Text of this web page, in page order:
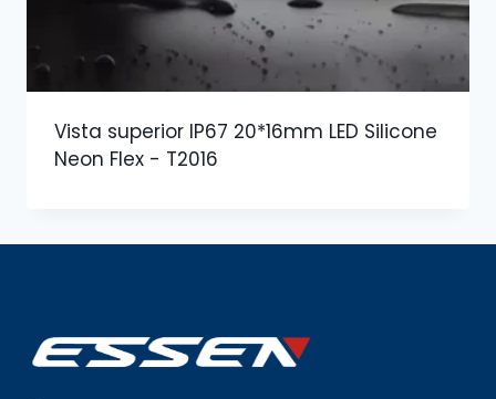
Vista superior IP67 20*16mm LED Silicone
Neon Flex - T2016